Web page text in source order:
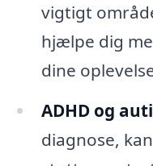
vigtigt
hjælpe dig
dine
ADHD og
diagnose,